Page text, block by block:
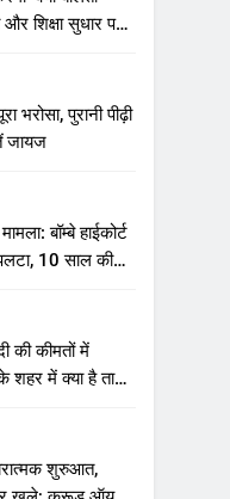
और शिक्षा सुधार पर
भरोसा, पुरानी पीढ़ी
शिकायतें जायज
बॉम्बे हाईकोर्ट
की
की कीमतों में
में क्या है ताजा
शुरुआत,